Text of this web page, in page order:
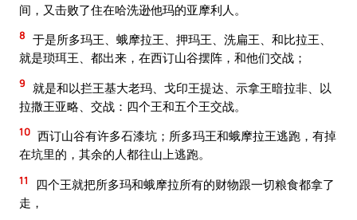
间，又击败了住在哈洗逊他玛的亚摩利人。
8 于是所多玛王、蛾摩拉王、押玛王、洗扁王、和比拉王、
就是琐珥王、都出来，在西订山谷摆阵，和他们交战；
9 就是和以拦王基大老玛、戈印王提达、示拿王暗拉非、以
拉撒王亚略、交战：四个王和五个王交战。
10 西订山谷有许多石漆坑；所多玛王和蛾摩拉王逃跑，有掉
在坑里的，其余的人都往山上逃跑。
11
四个王就把所多玛和蛾摩拉所有的财物跟一切粮食都拿了
走，